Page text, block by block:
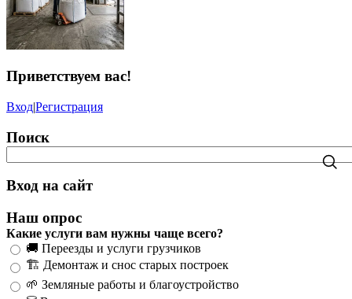
Приветствуем вас!
Вход|Регистрация
Поиск
Вход на сайт
Наш опрос
Какие услуги вам нужны чаще всего?
🚚 Переезды и услуги грузчиков
🏗️ Демонтаж и снос старых построек
🌱 Земляные работы и благоустройство